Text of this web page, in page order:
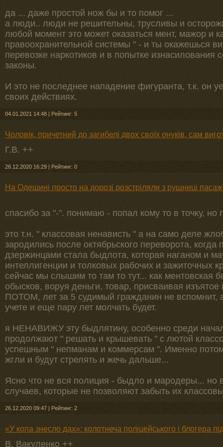
да ... даже простой нож бы и то помог ...
а люди.. люди не решительны, трусливы и
любой момент это может оказаться мент, мажор и
правоохранительной системы " - и ты окажешься
перевозке наркотиков и в попытке изнасилования
законы.
И это не последнее нападение фигуранта, т.к. он
своих действиях.
04.01.2021 14:48 | Рейтинг: 5
Чоловік, причетний до загибелі двох своїх онуків, сам
Г.В. ++
26.12.2020 16:29 | Рейтинг: 0
На Одещині просто на дорозі розстріляли з рушниці
спасибо за "-". понимаю - попал кому то в точку, но
это т.н. " классовая ненависть " а на само деле
зародились после октябрьского переворота, когда
дзержинцами стала быдлота, которая наганом и
интеллигенции и толковых рабочих и зажиточных
сейчас мы слышим то там то тут... как ментовская
обысков, воруя деньги, товар, присваивая
ПОТОМ, лет за 5 судимый гражданин не вспомнит,
учете и еще пару лет молчать будет.
я НЕНАВИЖУ эту быдлятину, особенно среди
продолжают " решать и крышевать " с лютой
успешным " непманам и коммерсам ". Именно
жгли и будут стрелять и жечь дальше...
Ясно что не вся полиция - быдло и мародеры... но
случаев, которые не позволяют забыть их
26.12.2020 09:47 | Рейтинг: 2
«У копа знесло дах»: колотнеча поліцейського і блогера
В. Вакуленко ++